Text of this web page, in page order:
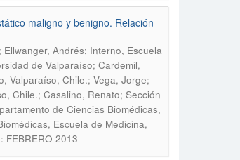
maligno y benigno. Relación
Andrés; Interno, Escuela
de Valparaíso; Cardemil,
Valparaíso, Chile.; Vega, Jorge;
Chile.; Casalino, Renato; Sección
de Ciencias Biomédicas,
Escuela de Medicina,
FEBRERO 2013